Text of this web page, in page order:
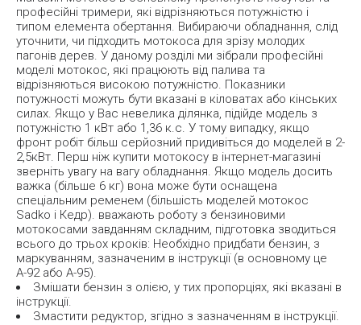
професійні тримери, які відрізняються потужністю і
типом елемента обертання. Вибираючи обладнання, слід
уточнити, чи підходить мотокоса для зрізу молодих
пагонів дерев. У даному розділі ми зібрали професійні
моделі мотокос, які працюють від палива та
відрізняються високою потужністю. Показники
потужності можуть бути вказані в кіловатах або кінських
силах. Якщо у Вас невелика ділянка, підійде модель з
потужністю 1 кВт або 1,36 к.с. У тому випадку, якщо
фронт робіт більш серйозний придивіться до моделей в 2-
2,5кВт. Перш ніж купити мотокосу в інтернет-магазині
зверніть увагу на вагу обладнання. Якщо модель досить
важка (більше 6 кг) вона може бути оснащена
спеціальним ременем (більшість моделей мотокос
Sadko і Кедр). вважають роботу з бензиновими
мотокосами завданням складним, підготовка зводиться
всього до трьох кроків: Необхідно придбати бензин, з
маркуванням, зазначеним в інструкції (в основному це
А-92 або А-95).
Змішати бензин з олією, у тих пропорціях, які вказані в
інструкції.
Змастити редуктор, згідно з зазначенням в інструкції.